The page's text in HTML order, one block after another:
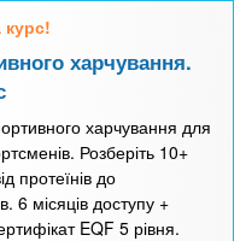
курс!
харчування.
харчування для
Розберіть 10+
протеїнів до
6 місяців доступу +
EQF 5 рівня.